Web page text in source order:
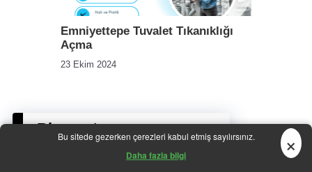
Emniyettepe Tuvalet Tıkanıklığı
Açma
23 Ekim 2024
Bir yanıt yazın
Bu sitede gezerken çerezleri kabul etmiş sayılırsınız.
Daha fazla bilgi ×